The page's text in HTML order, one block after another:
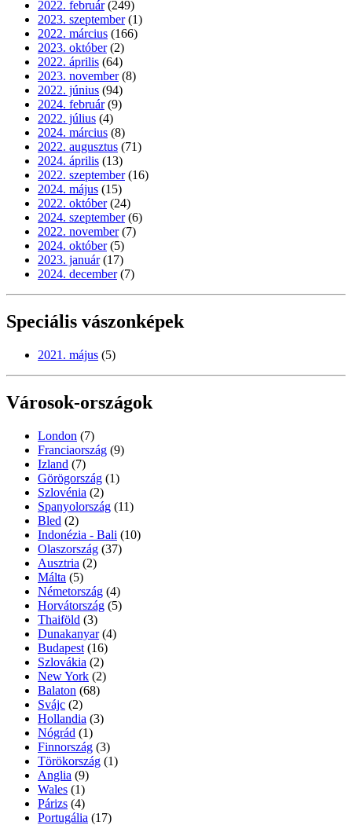
2022. február (249)
2023. szeptember (1)
2022. március (166)
2023. október (2)
2022. április (64)
2023. november (8)
2022. június (94)
2024. február (9)
2022. július (4)
2024. március (8)
2022. augusztus (71)
2024. április (13)
2022. szeptember (16)
2024. május (15)
2022. október (24)
2024. szeptember (6)
2022. november (7)
2024. október (5)
2023. január (17)
2024. december (7)
Speciális vászonképek
2021. május (5)
Városok-országok
London (7)
Franciaország (9)
Izland (7)
Görögország (1)
Szlovénia (2)
Spanyolország (11)
Bled (2)
Indonézia - Bali (10)
Olaszország (37)
Ausztria (2)
Málta (5)
Németország (4)
Horvátország (5)
Thaiföld (3)
Dunakanyar (4)
Budapest (16)
Szlovákia (2)
New York (2)
Balaton (68)
Svájc (2)
Hollandia (3)
Nógrád (1)
Finnország (3)
Törökország (1)
Anglia (9)
Wales (1)
Párizs (4)
Portugália (17)